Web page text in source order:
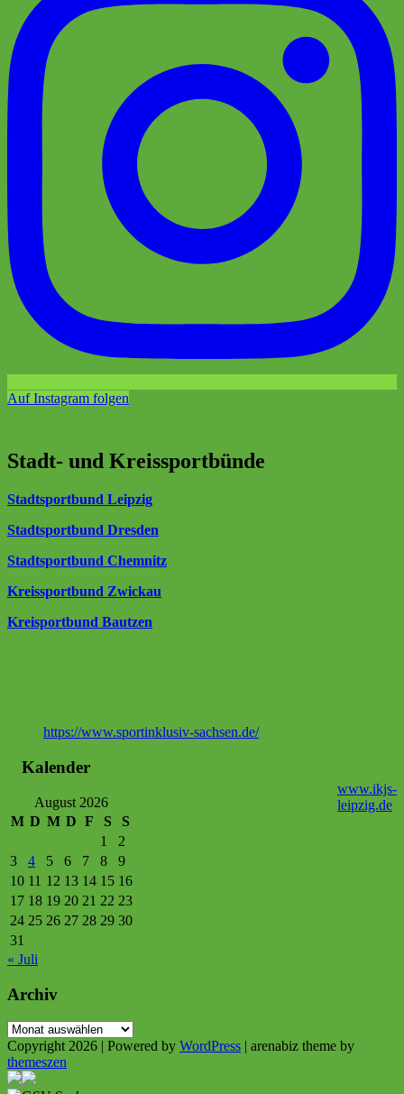
Auf Instagram folgen
Stadt- und Kreissportbünde
Stadtsportbund Leipzig
Stadtsportbund Dresden
Stadtsportbund Chemnitz
Kreissportbund Zwickau
Kreisportbund Bautzen
https://www.sportinklusiv-sachsen.de/
www.ikjs-
leipzig.de
Kalender
August 2026
M D M D F S
S
1
2
3
4 5 6 7 8
9
10 11 12 13 14 15 16
17 18 19 20 21 22 23
24 25 26 27 28 29 30
31
« Juli
Archiv
Archiv
Copyright 2026 | Powered by WordPress | arenabiz theme by
themeszen